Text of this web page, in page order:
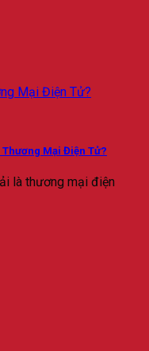
Mại Điện Tử?
là thương mại điện